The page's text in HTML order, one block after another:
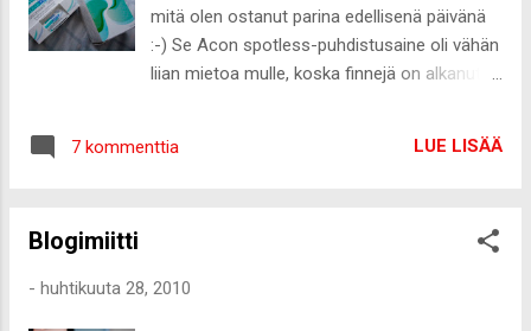
mitä olen ostanut parina edellisenä päivänä
:-) Se Acon spotless-puhdistusaine oli vähän
liian mietoa mulle, koska finnejä on alkanut
Toivotaan että auttaa :-) Hintaa oli n.13e.
Emotion Lindexistä kaksi rannekorua alesta
ja vajaamittaiset, nilkat näkyviin jättävät
7 kommenttia LUE LISÄÄ
Blogimiitti
- huhtikuuta 28, 2010